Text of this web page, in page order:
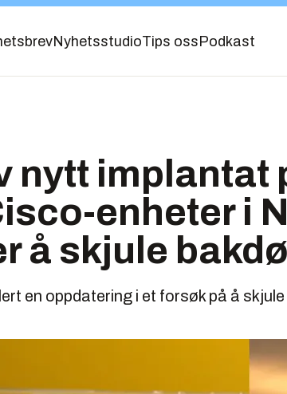
NyhetsstudioTips oss Podkast
nytt implantat
enheter i
å skjule
en oppdatering i et forsøk på å